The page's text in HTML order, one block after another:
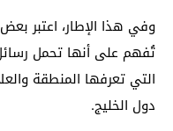
وفي هذا الإطار، اعتبر
تُفهم على أنها تحمل
التي تعرفها المنطقة
دول الخليج.